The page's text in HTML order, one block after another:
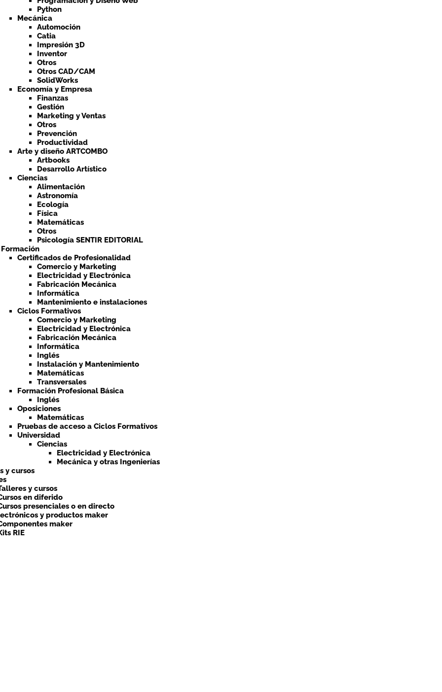
Python
Mecánica
Automoción
Catia
Impresión 3D
Inventor
Otros
Otros CAD/CAM
SolidWorks
Economía y Empresa
Finanzas
Gestión
Marketing y Ventas
Otros
Prevención
Productividad
Arte y diseño ARTCOMBO
Artbooks
Desarrollo Artístico
Ciencias
Alimentación
Astronomía
Ecología
Física
Matemáticas
Otros
Psicología SENTIR EDITORIAL
Certificados de Profesionalidad
Comercio y Marketing
Electricidad y Electrónica
Fabricación Mecánica
Informática
Mantenimiento e instalaciones
Ciclos Formativos
Comercio y Marketing
Electricidad y Electrónica
Fabricación Mecánica
Informática
Inglés
Instalación y Mantenimiento
Matemáticas
Transversales
Formación Profesional Básica
Inglés
Oposiciones
Matemáticas
Pruebas de acceso a Ciclos Formativos
Universidad
Ciencias
Electricidad y Electrónica
Mecánica y otras Ingenierías
y cursos
y cursos
en diferido
presenciales o en directo
y productos maker
maker
RIE